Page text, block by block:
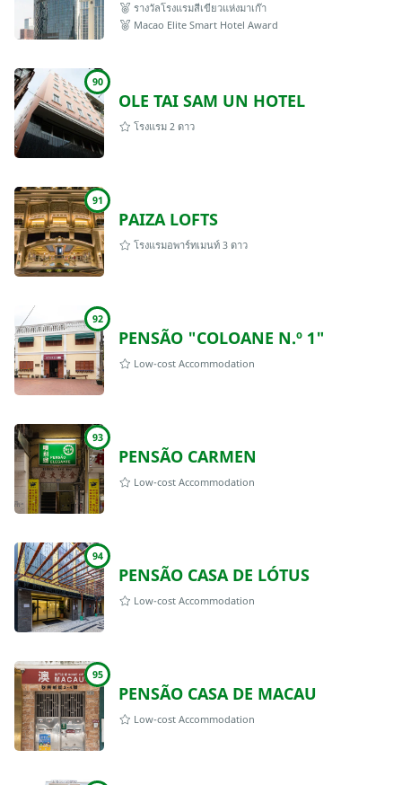
รางวัลโรงแรมสีเขียวแห่งมาเก๊า
Macao Elite Smart Hotel Award
90
OLE TAI SAM UN HOTEL
โรงแรม 2 ดาว
91
PAIZA LOFTS
โรงแรมอพาร์ทเมนท์ 3 ดาว
92
PENSÃO "COLOANE N.º 1"
Low-cost Accommodation
93
PENSÃO CARMEN
Low-cost Accommodation
94
PENSÃO CASA DE LÓTUS
Low-cost Accommodation
95
PENSÃO CASA DE MACAU
Low-cost Accommodation